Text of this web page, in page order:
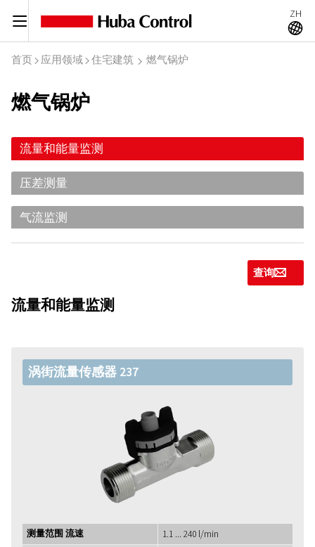
C ZH
A
首页 I 应用领域 I 住宅建筑 I 燃气锅炉
燃气锅炉
流量和能量监测
压差测量
气流监测
查询g
流量和能量监测
涡街流量传感器 237
测量范围 流速
1.1 ... 240 l/min